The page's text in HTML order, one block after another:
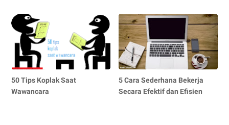
50 Tips Koplak Saat
Wawancara
5 Cara Sederhana Bekerja
Secara Efektif dan Efisien